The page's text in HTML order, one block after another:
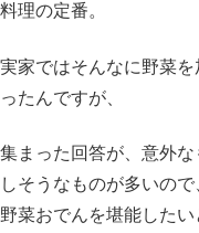
料理の定番。
実家ではそんなに野菜
ったんですが、
集まった回答が、意外
しそうなものが多いの
野菜おでんを堪能したい